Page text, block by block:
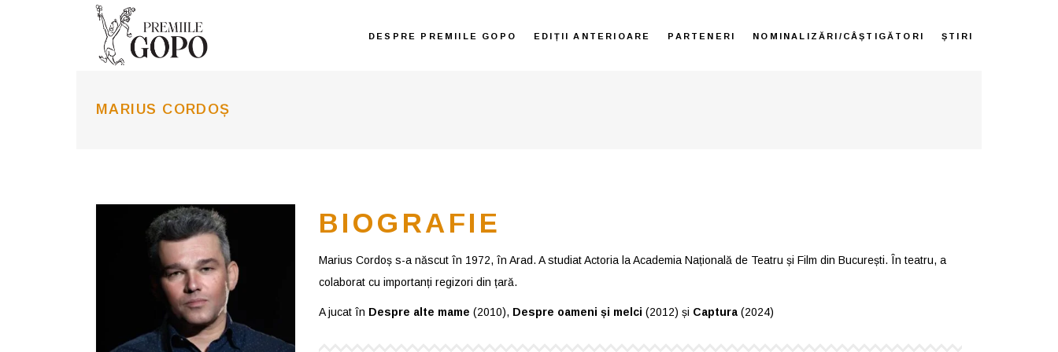
DESPRE PREMIILE GOPO EDIȚII ANTERIOARE PARTENERI NOMINALIZĂRI/CÂȘTIGĂTORI ȘTIRI
MARIUS CORDOȘ
BIOGRAFIE
Marius Cordoș s-a născut în 1972, în Arad. A studiat Actoria la Academia Națională de Teatru și Film din București. În teatru, a
colaborat cu importanți regizori din țară.
A jucat în Despre alte mame (2010), Despre oameni și melci (2012) și Captura(2024)